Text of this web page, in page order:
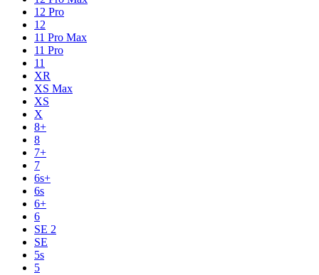
12 Pro
12
11 Pro Max
11 Pro
11
XR
XS Max
XS
X
8+
8
7+
7
6s+
6s
6+
6
SE 2
SE
5s
5